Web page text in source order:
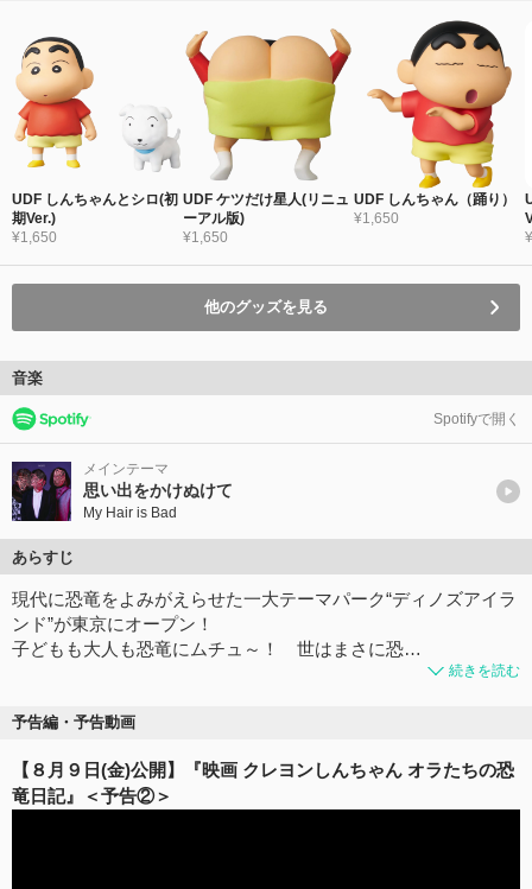
UDF しんちゃんとシロ(初
期Ver.)
¥1,650
UDF ケツだけ星人(リニュ
ーアル版)
¥1,650
UDF しんちゃん（踊り）
¥1,650
他のグッズを見る
音楽
Spotifyで開く
メインテーマ
思い出をかけぬけて
My Hair is Bad
あらすじ
現代に恐竜をよみがえらせた一大テーマパーク“ディノズアイラ
ンド”が東京にオープン！
子どもも大人も恐竜にムチュ～！ 世はまさに恐…
続きを読む
予告編・予告動画
【８月９日(金)公開】『映画 クレヨンしんちゃん オラたちの恐
竜日記』＜予告②＞